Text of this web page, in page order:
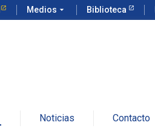
Medios arrow_drop_down Biblioteca
Noticias Contacto